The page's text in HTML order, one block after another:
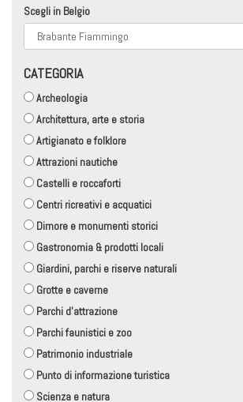
Scegli in Belgio
CATEGORIA
Archeologia
Architettura, arte e storia
Artigianato e folklore
Attrazioni nautiche
Castelli e roccaforti
Centri ricreativi e acquatici
Dimore e monumenti storici
Gastronomia & prodotti locali
Giardini, parchi e riserve naturali
Grotte e caverne
Parchi d'attrazione
Parchi faunistici e zoo
Patrimonio industriale
Punto di informazione turistica
Scienza e natura